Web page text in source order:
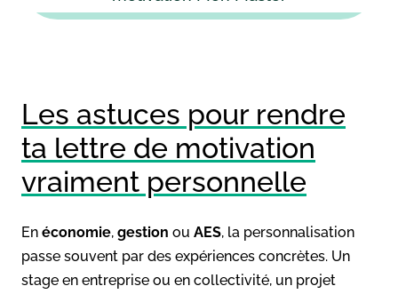
Les astuces pour rendre
ta lettre de motivation
vraiment personnelle
En économie, gestion ou AES, la personnalisation
passe souvent par des expériences concrètes. Un
stage en entreprise ou en collectivité, un projet